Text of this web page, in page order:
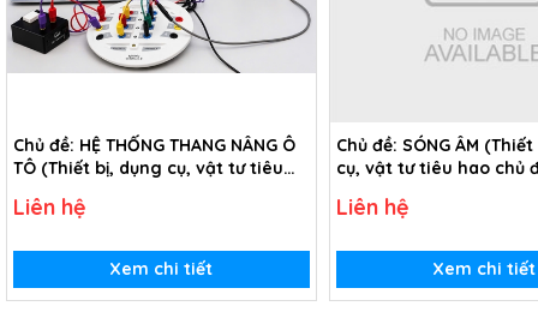
Chủ đề: HỆ THỐNG THANG NÂNG Ô
TÔ (Thiết bị, dụng cụ, vật tư tiêu
ô tô - Lớp 12)
Liên hệ
Xem chi tiết
Chủ đề: SÓNG ÂM
cụ, vật tư tiêu hao chủ
Liên hệ
Xem chi tiết